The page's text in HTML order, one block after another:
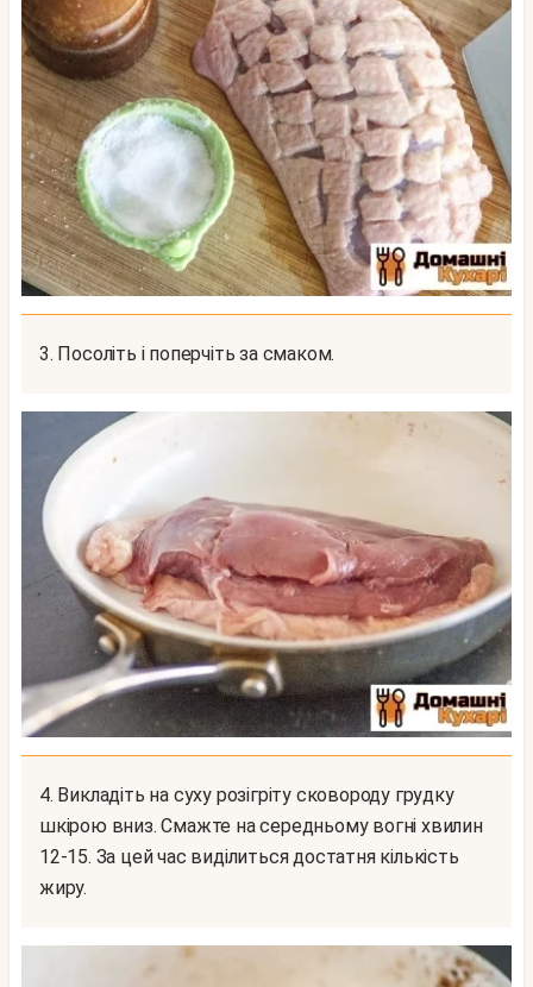
3. Посоліть і поперчіть за смаком.
4. Викладіть на суху розігріту сковороду грудку
шкірою вниз. Смажте на середньому вогні хвилин
12-15. За цей час виділиться достатня кількість
жиру.